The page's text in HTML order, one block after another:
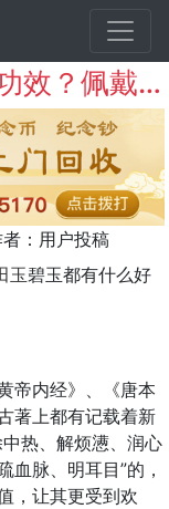
新疆和田玉碧玉都有哪些功效？佩戴和田玉碧玉都有什么好处？
：用户投稿
玉碧玉都有什么好
内经》、《唐本
著上都有记载着新
热、解烦懑、润心
血脉、明耳目”的，
，让其更受到欢